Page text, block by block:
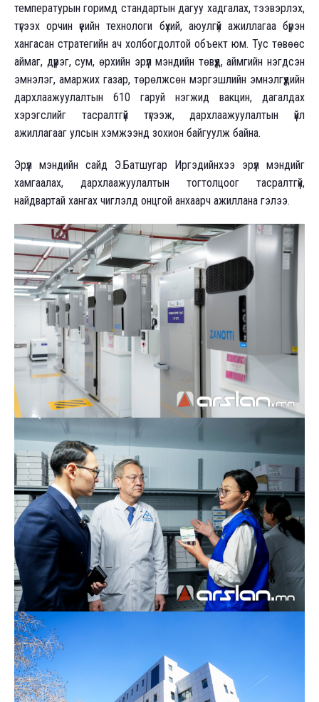
температурын горимд стандартын дагуу хадгалах, тээвэрлэх,
түгээх орчин үеийн технологи бүхий, аюулгүй ажиллагаа бүрэн
хангасан стратегийн ач холбогдолтой объект юм. Тус төвөөс
аймаг, дүүрэг, сум, өрхийн эрүүл мэндийн төвүүд, аймгийн нэгдсэн
эмнэлэг, амаржих газар, төрөлжсөн мэргэшлийн эмнэлгүүдийн
дархлаажуулалтын 610 гаруй нэгжид вакцин, дагалдах
хэрэгслийг тасралтгүй түгээж, дархлаажуулалтын үйл
ажиллагааг улсын хэмжээнд зохион байгуулж байна.
Эрүүл мэндийн сайд Э.Батшугар Иргэдийнхээ эрүүл мэндийг
хамгаалах, дархлаажуулалтын тогтолцоог тасралтгүй,
найдвартай хангах чиглэлд онцгой анхаарч ажиллана гэлээ.